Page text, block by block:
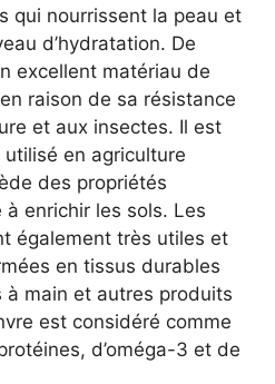
qui nourrissent la peau et
d’hydratation. De
excellent matériau de
raison de sa résistance
et aux insectes. Il est
en agriculture
des propriétés
enrichir les sols. Les
également très utiles et
en tissus durables
à main et autres produits
est considéré comme
d’oméga-3 et de